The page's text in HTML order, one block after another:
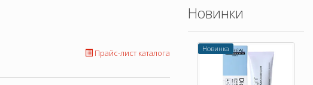
Прайс-лист каталога
Новинки
Новинка